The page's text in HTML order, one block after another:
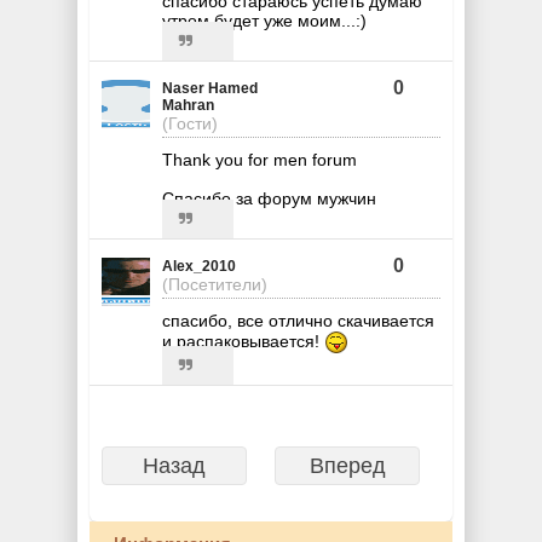
утром будет уже моим...:)
Naser Hamed
Mahran
(Гости)
0
Thank you for men forum
Спасибо за форум мужчин
Alex_2010
(Посетители)
0
спасибо, все отлично скачивается
и распаковывается!
Назад Вперед